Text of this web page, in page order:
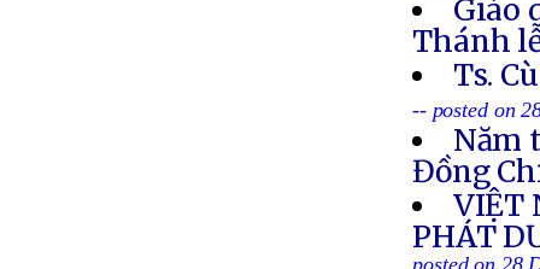
Giáo
Thánh
Ts.
-- posted on
Năm
Đồng
VIỆT
PHÁT